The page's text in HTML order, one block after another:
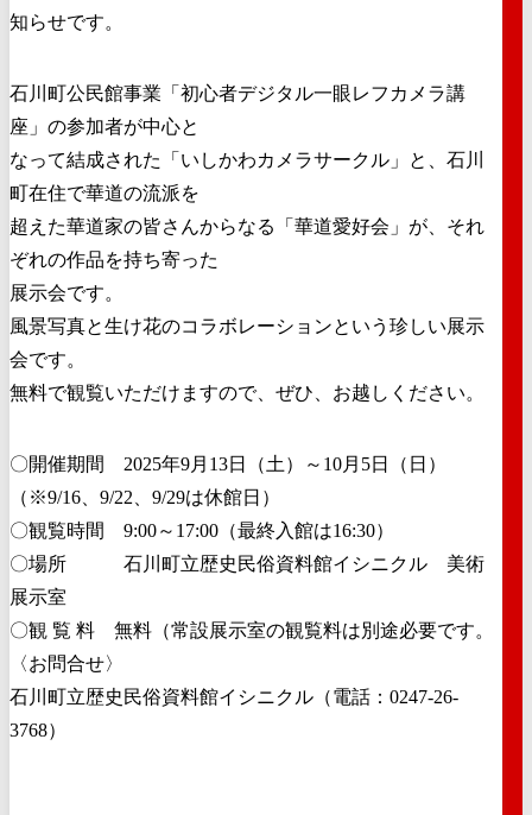
知らせです。
石川町公民館事業「初心者デジタル一眼レフカメラ講
座」の参加者が中心と
なって結成された「いしかわカメラサークル」と、石川
町在住で華道の流派を
超えた華道家の皆さんからなる「華道愛好会」が、それ
ぞれの作品を持ち寄った
展示会です。
風景写真と生け花のコラボレーションという珍しい展示
会です。
無料で観覧いただけますので、ぜひ、お越しください。
〇開催期間 2025年9月13日（土）～10月5日（日）
（※9/16、9/22、9/29は休館日）
〇観覧時間 9:00～17:00（最終入館は16:30）
〇場所 石川町立歴史民俗資料館イシニクル 美術
展示室
〇観 覧 料 無料（常設展示室の観覧料は別途必要です。
〈お問合せ〉
石川町立歴史民俗資料館イシニクル（電話：0247-26-
3768）